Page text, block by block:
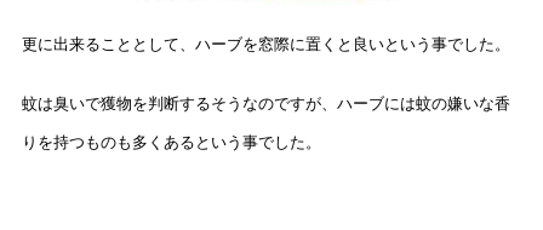
更に出来ることとして、ハーブを窓際に置くと良いという事でした。
蚊は臭いで獲物を判断するそうなのですが、ハーブには蚊の嫌いな香
りを持つものも多くあるという事でした。